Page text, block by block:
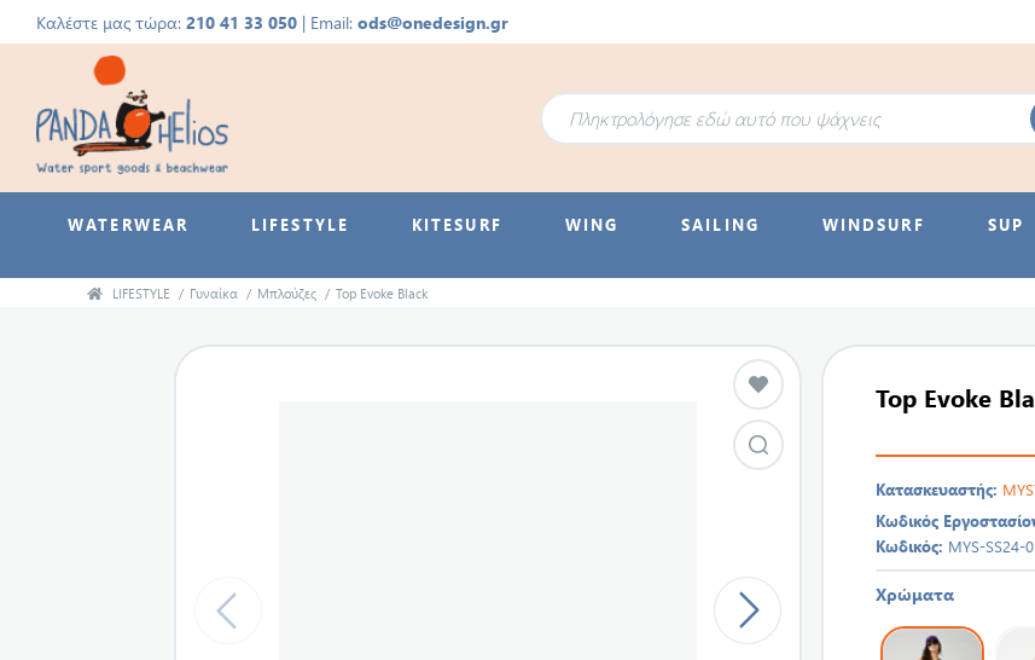
Καλέστε μας τώρα:210 41 33 050 | Email:ods@onedesign.gr
WATERWEAR LIFESTYLE KITESURF WING SAILING WINDSURF SUP
LIFESTYLE / Γυναίκα / Μπλούζες / Top Evoke Black
Top Evoke
Κατασκευαστής:
Κωδικός
Κωδικός: MYS-SS24-
Χρώματα